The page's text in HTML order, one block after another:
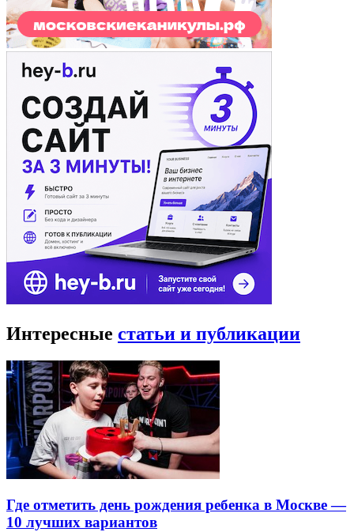
Интересные статьи и публикации
Где отметить день рождения ребенка в Москве —
10 лучших вариантов